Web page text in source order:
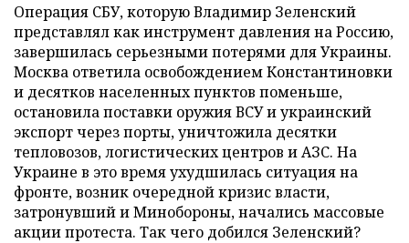
Операция СБУ, которую Владимир Зеленский
представлял как инструмент давления на Россию,
завершилась серьезными потерями для Украины.
Москва ответила освобождением Константиновки
и десятков населенных пунктов поменьше,
остановила поставки оружия ВСУ и украинский
экспорт через порты, уничтожила десятки
тепловозов, логистических центров и АЗС. На
Украине в это время ухудшилась ситуация на
фронте, возник очередной кризис власти,
затронувший и Минобороны, начались массовые
акции протеста. Так чего добился Зеленский?